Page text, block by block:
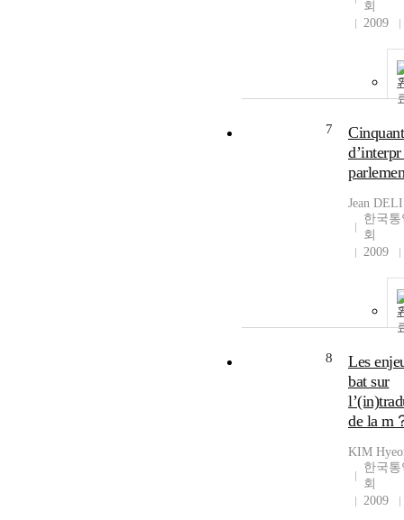
회
2009
7
Jean
한국
회
2009
8
Les
bat sur
de la m
KIM
한국
회
2009